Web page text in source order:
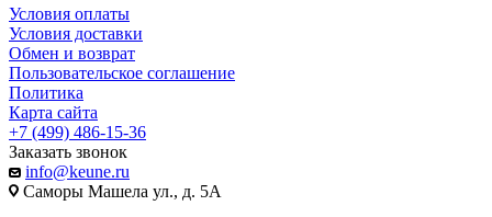
Условия оплаты
Условия доставки
Обмен и возврат
Пользовательское соглашение
Политика
Карта сайта
+7 (499) 486-15-36
Заказать звонок
info@keune.ru
Саморы Машела ул., д. 5А